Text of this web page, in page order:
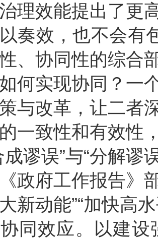
理效能提出了更
奏效，也不会有
、协同性的综合
如何实现协同？一
与改革，让二者
一致性和有效性
成谬误”与“分解谬
《政府工作报告》
新动能”“加快高
同效应。以建